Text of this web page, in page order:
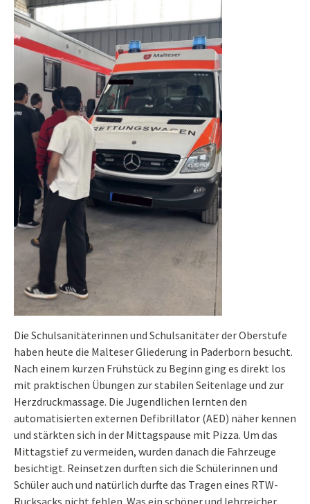
Die Schulsanitäterinnen und Schulsanitäter der Oberstufe
haben heute die Malteser Gliederung in Paderborn besucht.
Nach einem kurzen Frühstück zu Beginn ging es direkt los
mit praktischen Übungen zur stabilen Seitenlage und zur
Herzdruckmassage. Die Jugendlichen lernten den
automatisierten externen Defibrillator (AED) näher kennen
und stärkten sich in der Mittagspause mit Pizza. Um das
Mittagstief zu vermeiden, wurden danach die Fahrzeuge
besichtigt. Reinsetzen durften sich die Schülerinnen und
Schüler auch und natürlich durfte das Tragen eines RTW-
Rucksacks nicht fehlen. Was ein schöner und lehrreicher